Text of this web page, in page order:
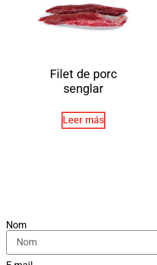
Filet de porc
senglar
Leer más
Nom